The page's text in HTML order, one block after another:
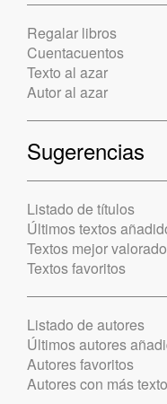
Regalar libros
Cuentacuentos
Texto al azar
Autor al azar
Sugerencias
Listado de títulos
Últimos textos
Textos mejor
Textos favoritos
Listado de autores
Últimos autores
Autores favoritos
Autores con más